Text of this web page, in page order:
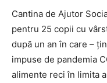
Cantina de Ajutor
pentru 25 copii cu
după un an în care –
impuse de pandemia
alimente reci în limita